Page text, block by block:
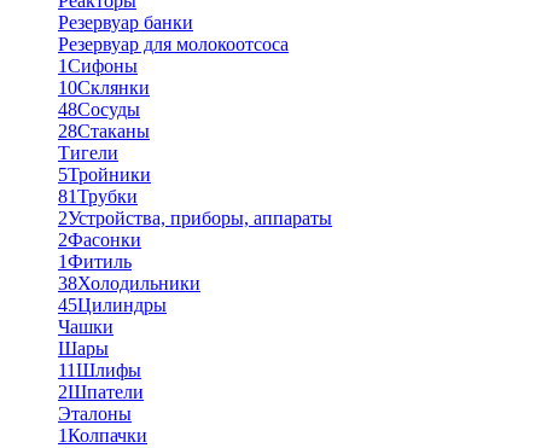
Резервуар банки
Резервуар для молокоотсоса
1Сифоны
10Склянки
48Сосуды
28Стаканы
Тигели
5Тройники
81Трубки
2Устройства, приборы, аппараты
2Фасонки
1Фитиль
38Холодильники
45Цилиндры
Чашки
Шары
11Шлифы
2Шпатели
Эталоны
1Колпачки